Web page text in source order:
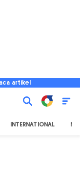
artikel
INTERNATIONAL